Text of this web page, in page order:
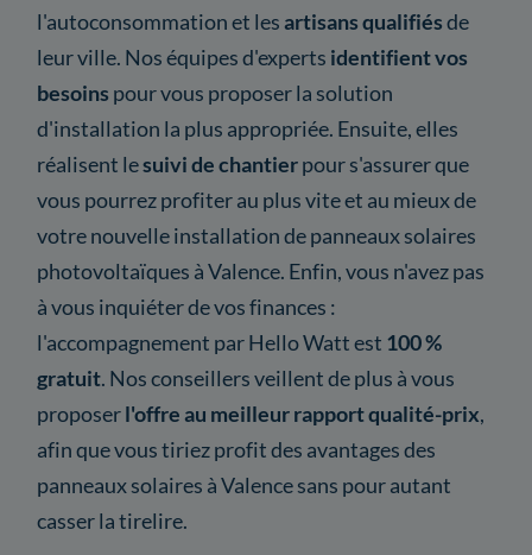
l'autoconsommation et lesartisans qualifiésde
leur ville. Nos équipes d'experts identifient vos
besoins pour vous proposer la solution
d'installation la plus appropriée. Ensuite, elles
réalisent lesuivi de chantierpour s'assurer que
vous pourrez profiter au plus vite et au mieux de
votre nouvelle installation de panneaux solaires
photovoltaïques à Valence. Enfin, vous n'avez pas
à vous inquiéter de vos finances :
l'accompagnement par Hello Watt est 100 %
gratuit. Nos conseillers veillent de plus à vous
proposerl'offre au meilleur rapport qualité-prix,
afin que vous tiriez profit des avantages des
panneaux solaires à Valence sans pour autant
casser la tirelire.